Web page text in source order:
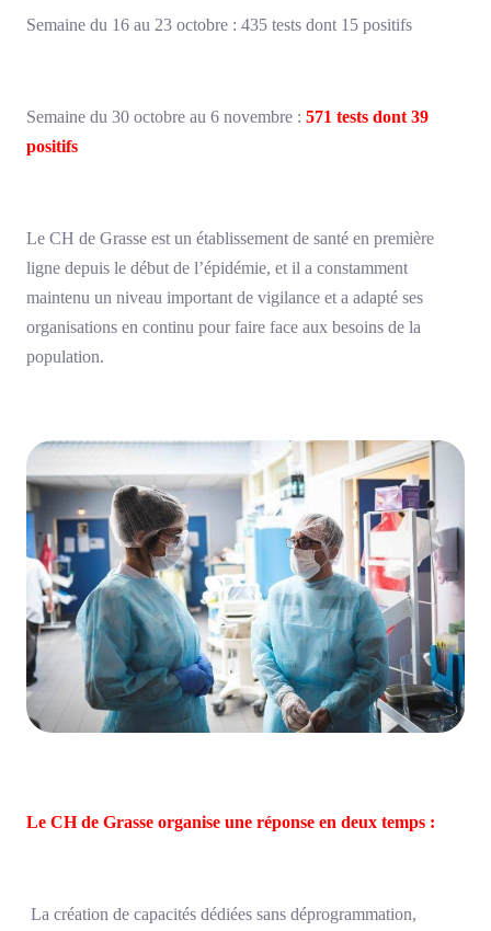
Semaine du 16 au 23 octobre : 435 tests dont 15 positifs
Semaine du 30 octobre au 6 novembre : 571 tests dont 39
positifs
Le CH de Grasse est un établissement de santé en première
ligne depuis le début de l’épidémie, et il a constamment
maintenu un niveau important de vigilance et a adapté ses
organisations en continu pour faire face aux besoins de la
population.
Le CH de Grasse organise une réponse en deux temps :
La création de capacités dédiées sans déprogrammation,